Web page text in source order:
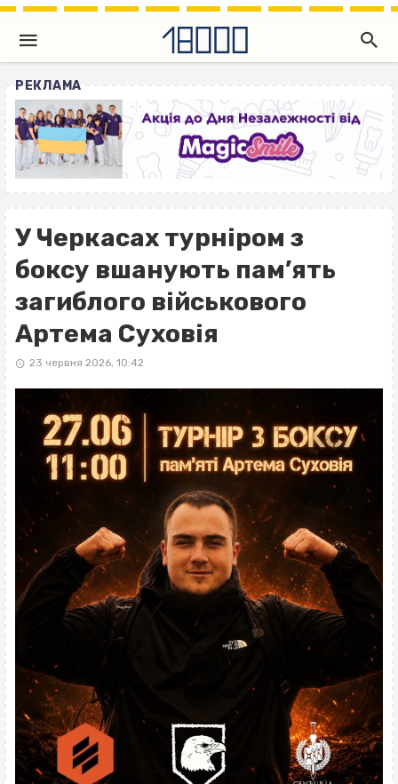
РЕКЛАМА
У Черкасах турніром з
боксу вшанують пам’ять
загиблого військового
Артема Суховія
23 червня 2026, 10:42